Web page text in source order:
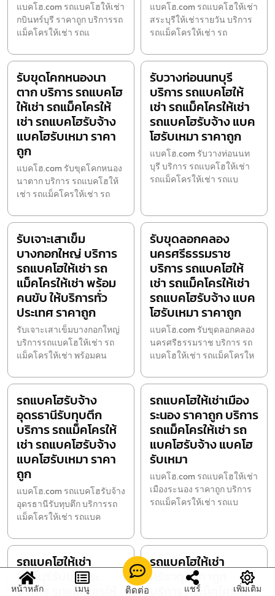
แบคโฮ.com รถแบคโฮให้เช่า
กบินทร์บุรี ราคาถูก บริการรถ
แม็คโครให้เช่า รถแ
แบคโฮ.com รถแบคโฮให้เช่า
สระบุรีให้เช่ารายวัน บริการ
รถแม็คโครให้เช่า รถ
รับขุดโคกหนองนา
ตาก บริการ รถแบคโฮ
ให้เช่า รถแม็คโครให้
เช่า รถแบคโฮรับจ้าง
แบคโฮรับเหมา ราคา
ถูก
แบคโฮ.com รับขุดโคกหนอง
นาตาก บริการ รถแบคโฮให้
เช่า รถแม็คโครให้เช่า รถ
รับวางท่อนนทบุรี
บริการ รถแบคโฮให้
เช่า รถแม็คโครให้เช่า
รถแบคโฮรับจ้าง แบค
โฮรับเหมา ราคาถูก
แบคโฮ.com รับวางท่อนนท
บุรี บริการ รถแบคโฮให้เช่า
รถแม็คโครให้เช่า รถแบ
รับเจาะเสาเข็ม
บางกอกใหญ่ บริการ
รถแบคโฮให้เช่า รถ
แม็คโครให้เช่า พร้อม
คนขับ ให้บริการทั่ว
ประเทศ ราคาถูก
รับเจาะเสาเข็มบางกอกใหญ่
บริการรถแบคโฮให้เช่า รถ
แม็คโครให้เช่า พร้อมคน
รับขุดลอกคลอง
นครศรีธรรมราช
บริการ รถแบคโฮให้
เช่า รถแม็คโครให้เช่า
รถแบคโฮรับจ้าง แบค
โฮรับเหมา ราคาถูก
แบคโฮ.com รับขุดลอกคลอง
นครศรีธรรมราช บริการ รถ
แบคโฮให้เช่า รถแม็คโครให
รถแบคโฮรับจ้าง
อุดรธานีรับทุบตึก
บริการ รถแม็คโครให้
เช่า รถแบคโฮรับจ้าง
แบคโฮรับเหมา ราคา
ถูก
แบคโฮ.com รถแบคโฮรับจ้าง
อุดรธานีรับทุบตึก บริการรถ
แม็คโครให้เช่า รถแบค
รถแบคโฮให้เช่าเมือง
ระนอง ราคาถูก บริการ
รถแม็คโครให้เช่า รถ
แบคโฮรับจ้าง แบคโฮ
รับเหมา
แบคโฮ.com รถแบคโฮให้เช่า
เมืองระนอง ราคาถูก บริการ
รถแม็คโครให้เช่า รถแบ
รถแบคโฮให้เช่า
สิงห์บุรีรับขุดสระ
บริการ รถแม็คโครให้
รถแบคโฮให้เช่า
ศรีธาตุ ราคาถูก
บริการรถแม็คโครให้
หน้าหลัก เมนู ติดต่อ แชร์ เพิ่มเติม